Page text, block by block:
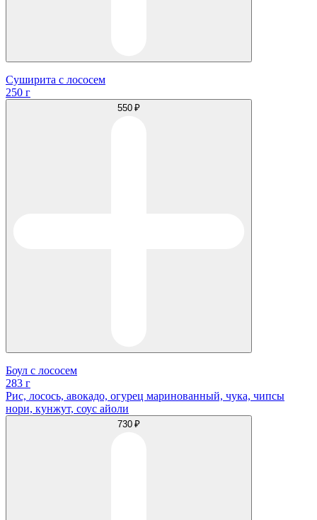
Суширита с лососем
250 г
550 ₽
Боул с лососем
283 г
Рис, лосось, авокадо, огурец маринованный, чука, чипсы
нори, кунжут, соус айоли
730 ₽